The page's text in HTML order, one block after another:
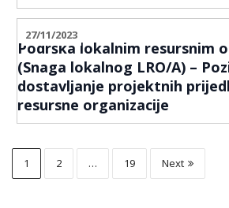
27/11/2023
Podrška lokalnim resursnim
(Snaga lokalnog LRO/A) –
dostavljanje projektnih
resursne organizacije
1 2 … 19 Next